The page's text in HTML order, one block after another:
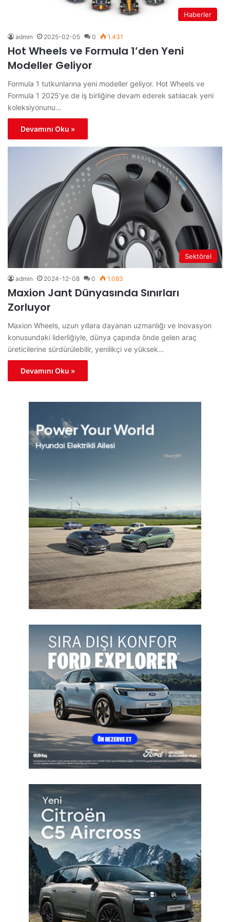
Haberler
admin 2025-02-05 0 1.431
Hot Wheels ve Formula 1’den Yeni
Modeller Geliyor
Formula 1 tutkunlarına yeni modeller geliyor. Hot Wheels ve
Formula 1 2025’ye de iş birliğine devam ederek satılacak yeni
koleksiyonunu…
Devamını Oku »
Sektörel
admin 2024-12-08 0 1.083
Maxion Jant Dünyasında Sınırları
Zorluyor
Maxion Wheels, uzun yıllara dayanan uzmanlığı ve inovasyon
konusundaki liderliğiyle, dünya çapında önde gelen araç
üreticilerine sürdürülebilir, yenilikçi ve yüksek…
Devamını Oku »